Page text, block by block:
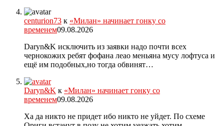
centurion73 к «Милан» начинает гонку со
временем09.08.2026
Daryn&K исключить из заявки надо почти всех
чернокожих ребят фофана леао меньяна мусу лофтуса и
ещё им подобных,но тогда обвинят…
Daryn&K к «Милан» начинает гонку со
временем09.08.2026
Ха да никто не придет ибо никто не уйдет. По схеме